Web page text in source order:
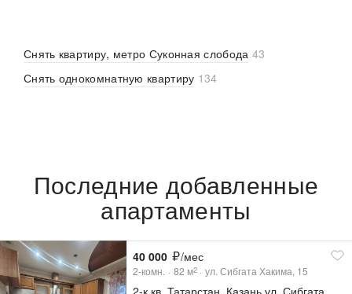
Снять квартиру, метро Суконная слобода 43
Снять однокомнатную квартиру 134
Последние добавленные
апартаменты
40 000 /мес
2-комн. 82 м2 ул. Сибгата Хакима, 15